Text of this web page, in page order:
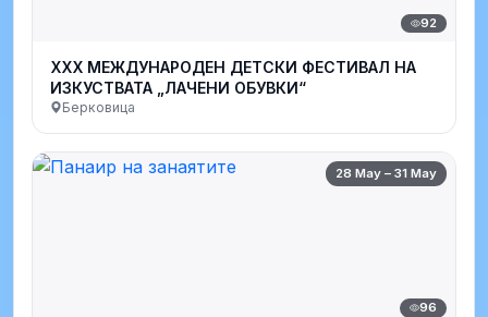
92
XXX МЕЖДУНАРОДЕН ДЕТСКИ ФЕСТИВАЛ НА
ИЗКУСТВАТА „ЛАЧЕНИ ОБУВКИ“
Берковица
28 May – 31 May
96